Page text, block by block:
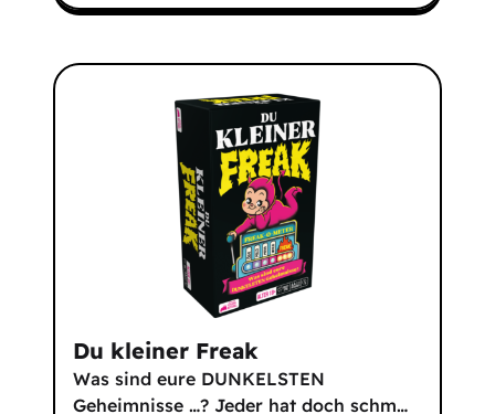
Du kleiner Freak
Was sind eure DUNKELSTEN
Geheimnisse …? Jeder hat doch schm…